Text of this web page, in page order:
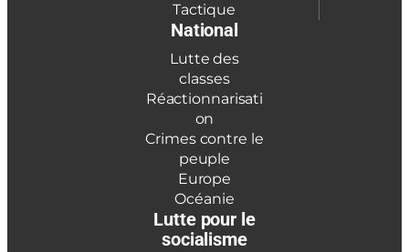
Tactique
National
Lutte des
classes
Réactionnarisati
on
Crimes contre le
peuple
Europe
Océanie
Lutte pour le
socialisme